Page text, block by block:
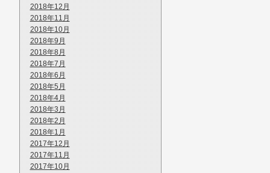
2018年12月
2018年11月
2018年10月
2018年9月
2018年8月
2018年7月
2018年6月
2018年5月
2018年4月
2018年3月
2018年2月
2018年1月
2017年12月
2017年11月
2017年10月